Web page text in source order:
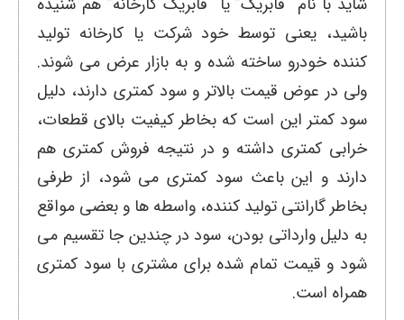
باشید، یعنی توسط خود شرکت یا کارخانه تولید
کننده خودرو ساخته شده و به بازار عرض می شوند.
ولی در عوض قیمت بالاتر و سود کمتری دارند، دلیل
سود کمتر این است که بخاطر کیفیت بالای قطعات،
خرابی کمتری داشته و در نتیجه فروش کمتری هم
دارند و این باعث سود کمتری می شود، از طرفی
بخاطر گارانتی تولید کننده، واسطه ها و بعضی مواقع
به دلیل وارداتی بودن، سود در چندین جا تقسیم می
شود و قیمت تمام شده برای مشتری با سود کمتری
همراه است.